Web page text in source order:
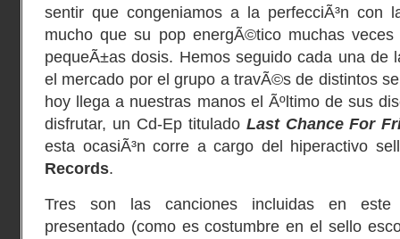
sentir que congeniamos a la perfecciÃ³n con
mucho que su pop energÃ©tico muchas
pequeÃ±as dosis. Hemos seguido cada una de
el mercado por el grupo a travÃ©s de distintos
hoy llega a nuestras manos el Ãºltimo de sus
disfrutar, un Cd-Ep titulado Last Chance For
esta ocasiÃ³n corre a cargo del hiperactivo
Records.
Tres son las canciones incluidas en este
presentado (como es costumbre en el sello